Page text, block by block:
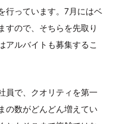
行っています。7月にはベ
すので、そちらを先取り
アルバイトも募集するこ
員で、クオリティを第一
の数がどんどん増えてい